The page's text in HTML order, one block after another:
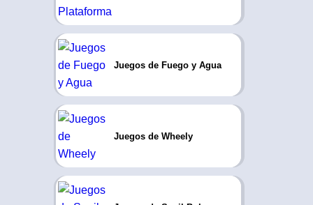
Juegos de Fuego y Agua
Juegos de Wheely